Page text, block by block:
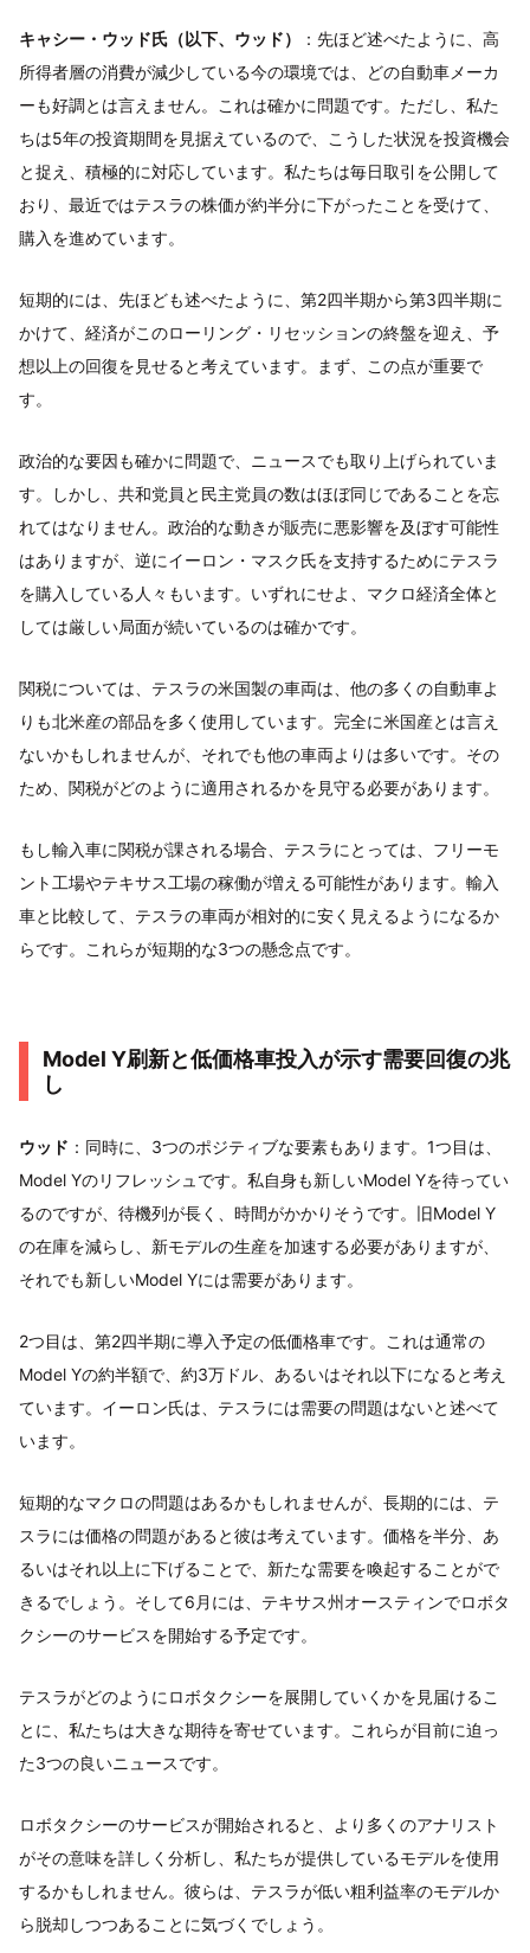
キャシー・ウッド氏（以下、ウッド）
：先ほど述べたように、高
所得者層の消費が減少している今の環境では、どの自動車メーカ
ーも好調とは言えません。これは確かに問題です。ただし、私た
ちは5年の投資期間を見据えているので、こうした状況を投資機会
と捉え、積極的に対応しています。私たちは毎日取引を公開して
おり、最近ではテスラの株価が約半分に下がったことを受けて、
購入を進めています。
短期的には、先ほども述べたように、第2四半期から第3四半期に
かけて、経済がこのローリング・リセッションの終盤を迎え、予
想以上の回復を見せると考えています。まず、この点が重要で
す。
政治的な要因も確かに問題で、ニュースでも取り上げられていま
す。しかし、共和党員と民主党員の数はほぼ同じであることを忘
れてはなりません。政治的な動きが販売に悪影響を及ぼす可能性
はありますが、逆にイーロン・マスク氏を支持するためにテスラ
を購入している人々もいます。いずれにせよ、マクロ経済全体と
しては厳しい局面が続いているのは確かです。
関税については、テスラの米国製の車両は、他の多くの自動車よ
りも北米産の部品を多く使用しています。完全に米国産とは言え
ないかもしれませんが、それでも他の車両よりは多いです。その
ため、関税がどのように適用されるかを見守る必要があります。
もし輸入車に関税が課される場合、テスラにとっては、フリーモ
ント工場やテキサス工場の稼働が増える可能性があります。輸入
車と比較して、テスラの車両が相対的に安く見えるようになるか
らです。これらが短期的な3つの懸念点です。
Model Y刷新と低価格車投入が示す需要回復の兆
し
ウッド ：同時に、3つのポジティブな要素もあります。1つ目は、
Model Yのリフレッシュです。私自身も新しいModel Yを待ってい
るのですが、待機列が長く、時間がかかりそうです。旧Model Y
の在庫を減らし、新モデルの生産を加速する必要がありますが、
それでも新しいModel Yには需要があります。
2つ目は、第2四半期に導入予定の低価格車です。これは通常の
Model Yの約半額で、約3万ドル、あるいはそれ以下になると考え
ています。イーロン氏は、テスラには需要の問題はないと述べて
います。
短期的なマクロの問題はあるかもしれませんが、長期的には、テ
スラには価格の問題があると彼は考えています。価格を半分、あ
るいはそれ以上に下げることで、新たな需要を喚起することがで
きるでしょう。そして6月には、テキサス州オースティンでロボタ
クシーのサービスを開始する予定です。
テスラがどのようにロボタクシーを展開していくかを見届けるこ
とに、私たちは大きな期待を寄せています。これらが目前に迫っ
た3つの良いニュースです。
ロボタクシーのサービスが開始されると、より多くのアナリスト
がその意味を詳しく分析し、私たちが提供しているモデルを使用
するかもしれません。彼らは、テスラが低い粗利益率のモデルか
ら脱却しつつあることに気づくでしょう。